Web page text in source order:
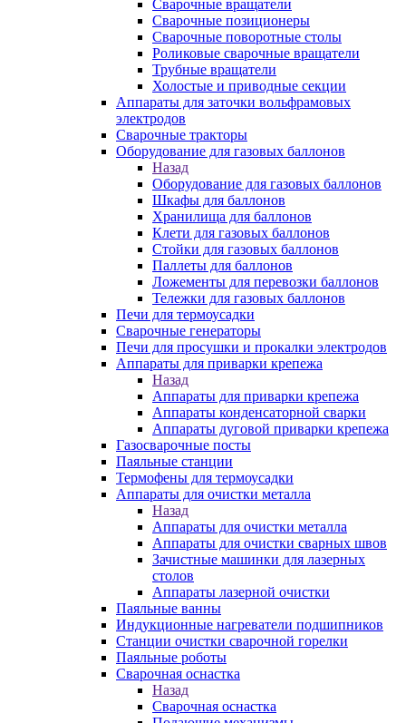
Сварочные вращатели
Сварочные позиционеры
Сварочные поворотные столы
Роликовые сварочные вращатели
Трубные вращатели
Холостые и приводные секции
Аппараты для заточки вольфрамовых
электродов
Сварочные тракторы
Оборудование для газовых баллонов
Назад
Оборудование для газовых баллонов
Шкафы для баллонов
Хранилища для баллонов
Клети для газовых баллонов
Стойки для газовых баллонов
Паллеты для баллонов
Ложементы для перевозки баллонов
Тележки для газовых баллонов
Печи для термоусадки
Сварочные генераторы
Печи для просушки и прокалки электродов
Аппараты для приварки крепежа
Назад
Аппараты для приварки крепежа
Аппараты конденсаторной сварки
Аппараты дуговой приварки крепежа
Газосварочные посты
Паяльные станции
Термофены для термоусадки
Аппараты для очистки металла
Назад
Аппараты для очистки металла
Аппараты для очистки сварных швов
Зачистные машинки для лазерных
столов
Аппараты лазерной очистки
Паяльные ванны
Индукционные нагреватели подшипников
Станции очистки сварочной горелки
Паяльные роботы
Сварочная оснастка
Назад
Сварочная оснастка